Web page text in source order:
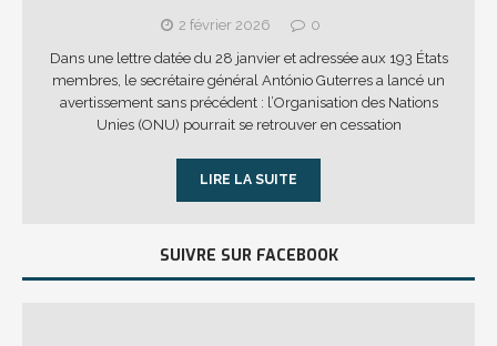
2 février 2026
0
Dans une lettre datée du 28 janvier et adressée aux 193 États
membres, le secrétaire général António Guterres a lancé un
avertissement sans précédent : l’Organisation des Nations
Unies (ONU) pourrait se retrouver en cessation
LIRE LA SUITE
SUIVRE SUR FACEBOOK